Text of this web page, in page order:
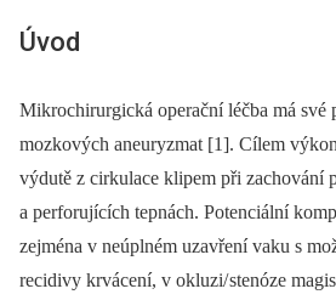
Úvod
Mikrochirurgická operační léčba má své
mozkových aneuryzmat [1]. Cílem
výdutě z cirkulace klipem při zachování
a perforujících tepnách. Potenciální
zejména v ne­úplném uzavření vaku s
recidivy krvácení, v okluzi/ stenóze